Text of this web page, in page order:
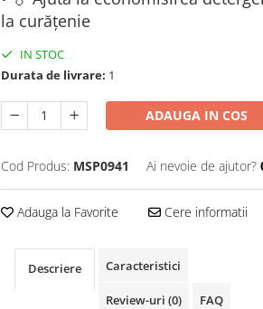
la curățenie
IN STOC
Durata de livrare: 1
ADAUGA IN COS
Cod Produs: MSP0941 Ai nevoie de ajutor?
Adauga la Favorite Cere informatii
Descriere Caracteristici
Review-uri (0) FAQ